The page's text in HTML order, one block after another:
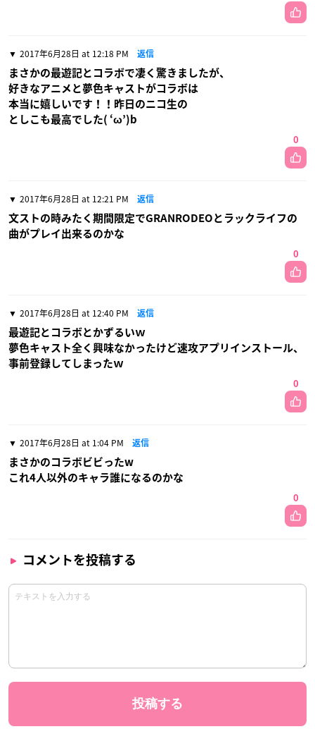
2017年6月28日 at 12:18 PM 返信
まさかの最遊記とコラボで凄く驚きましたが、
好きなアニメと夢色キャストがコラボは
本当に嬉しいです！！昨日のニコ生の
としこも最高でした( ‘ω’)b
0
2017年6月28日 at 12:21 PM 返信
文ストの時みたく期間限定でGRANRODEOとラックライフの
曲がプレイ出来るのかな
0
2017年6月28日 at 12:40 PM 返信
最遊記とコラボとかずるいｗ
夢色キャスト全く興味なかったけど速攻アプリインストール、
事前登録してしまったｗ
0
2017年6月28日 at 1:04 PM 返信
まさかのコラボビビったw
これ4人以外のキャラ誰になるのかな
0
コメントを投稿する